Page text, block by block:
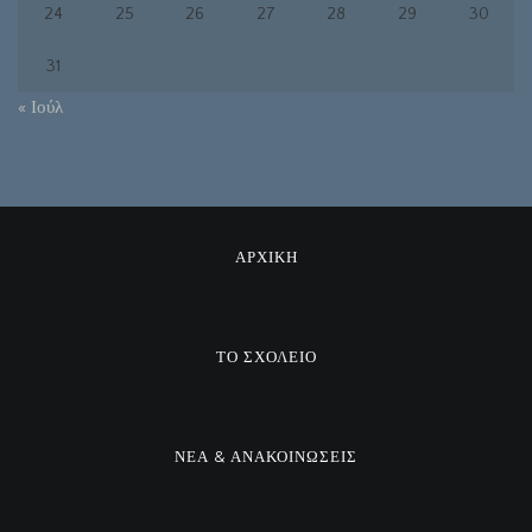
24 25 26 27 28 29 30
31
« Ιούλ
ΑΡΧΙΚΗ
ΤΟ ΣΧΟΛΕΙΟ
ΝΕΑ & ΑΝΑΚΟΙΝΩΣΕΙΣ